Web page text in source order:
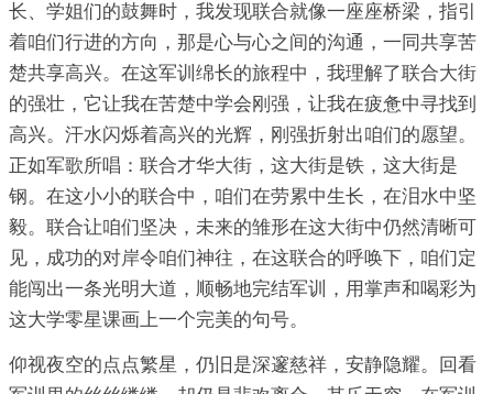
长、学姐们的鼓舞时，我发现联合就像一座座桥梁，指引
着咱们行进的方向，那是心与心之间的沟通，一同共享苦
楚共享高兴。在这军训绵长的旅程中，我理解了联合大街
的强壮，它让我在苦楚中学会刚强，让我在疲惫中寻找到
高兴。汗水闪烁着高兴的光辉，刚强折射出咱们的愿望。
正如军歌所唱：联合才华大街，这大街是铁，这大街是
钢。在这小小的联合中，咱们在劳累中生长，在泪水中坚
毅。联合让咱们坚决，未来的雏形在这大街中仍然清晰可
见，成功的对岸令咱们神往，在这联合的呼唤下，咱们定
能闯出一条光明大道，顺畅地完结军训，用掌声和喝彩为
这大学零星课画上一个完美的句号。
仰视夜空的点点繁星，仍旧是深邃慈祥，安静隐耀。回看